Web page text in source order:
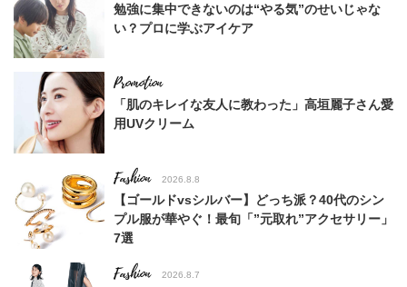
勉強に集中できないのは“やる気”のせいじゃな
い？プロに学ぶアイケア
「肌のキレイな友人に教わった」高垣麗子さん愛
用UVクリーム
Fashion 2026.8.8
【ゴールドvsシルバー】どっち派？40代のシン
プル服が華やぐ！最旬「”元取れ”アクセサリー」
7選
Fashion 2026.8.7